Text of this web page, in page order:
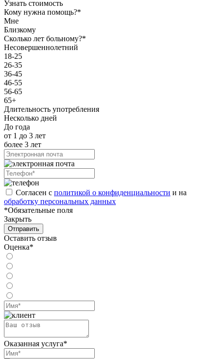
Узнать стоимость
Кому нужна помощь?*
Мне
Близкому
Сколько лет больному?*
Несовершеннолетний
18-25
26-35
36-45
46-55
56-65
65+
Длительность употребления
Несколько дней
До года
от 1 до 3 лет
более 3 лет
Согласен с политикой о конфиденциальности и на
обработку персональных данных
*Обязательные поля
Закрыть
Отправить
Оставить отзыв
Оценка*
Оказанная услуга*